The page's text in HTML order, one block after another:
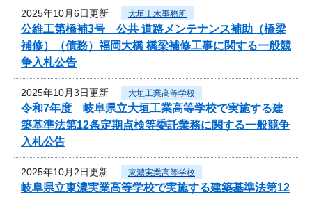
2025年10月6日更新 大垣土木事務所
公維工第橋補3号 公共 道路メンテナンス補助（橋梁
補修）（債務）福岡大橋 橋梁補修工事に関する一般競
争入札公告
2025年10月3日更新 大垣工業高等学校
令和7年度 岐阜県立大垣工業高等学校で実施する建
築基準法第12条定期点検等委託業務に関する一般競争
入札公告
2025年10月2日更新 東濃実業高等学校
岐阜県立東濃実業高等学校で実施する建築基準法第12